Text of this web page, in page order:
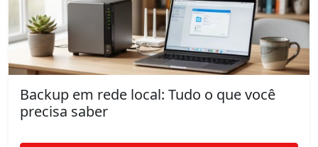
Backup em rede local: Tudo o que você
precisa saber